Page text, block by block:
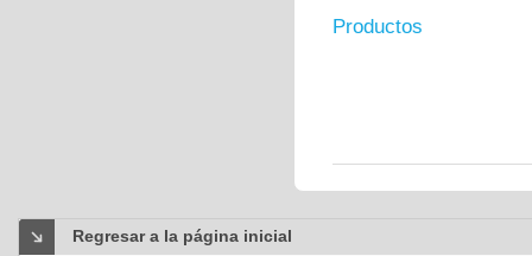
Productos
Regresar a la página inicial